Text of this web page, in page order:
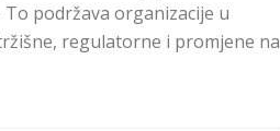
podržava organizacije u
regulatorne i promjene na